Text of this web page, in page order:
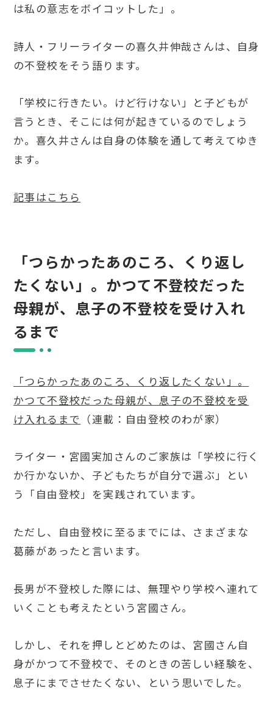
は私の意志をボイコットした」。
詩人・フリーライターの喜久井伸哉さんは、自身
の不登校をそう語ります。
「学校に行きたい。けど行けない」と子どもが
言うとき、そこには何が起きているのでしょう
か。喜久井さんは自身の体験を通して考えてゆき
ます。
記事はこちら
「つらかったあのころ、くり返し
たくない」。かつて不登校だった
母親が、息子の不登校を受け入れ
るまで
「つらかったあのころ、くり返したくない」。
かつて不登校だった母親が、息子の不登校を受
け入れるまで （連載：自由登校のわが家）
ライター・宮國実加さんのご家族は「学校に行く
か行かないか、子どもたちが自分で選ぶ」とい
う「自由登校」を実践されています。
ただし、自由登校に至るまでには、さまざまな
葛藤があったと言います。
長男が不登校した際には、無理やり学校へ連れて
いくことも考えたという宮國さん。
しかし、それを押しとどめたのは、宮國さん自
身がかつて不登校で、そのときの苦しい経験を、
息子にまでさせたくない、という思いでした。